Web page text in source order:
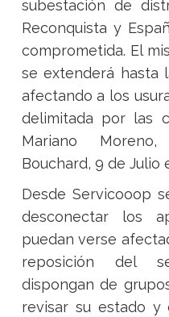
subestación de
Reconquista y
comprometida. El
se extenderá hasta
afectando a los
delimitada por las
Mariano Moreno,
Bouchard, 9 de Julio
Desde Servicooop
desconectar
los
puedan verse
reposición del
dispongan de
revisar su estado y